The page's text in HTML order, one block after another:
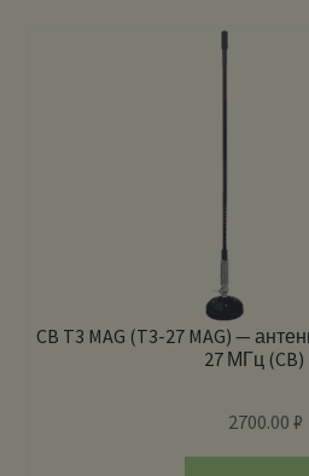
CB T3 MAG (T3-27 MAG) —
27 МГц (CB)
2700.00₽